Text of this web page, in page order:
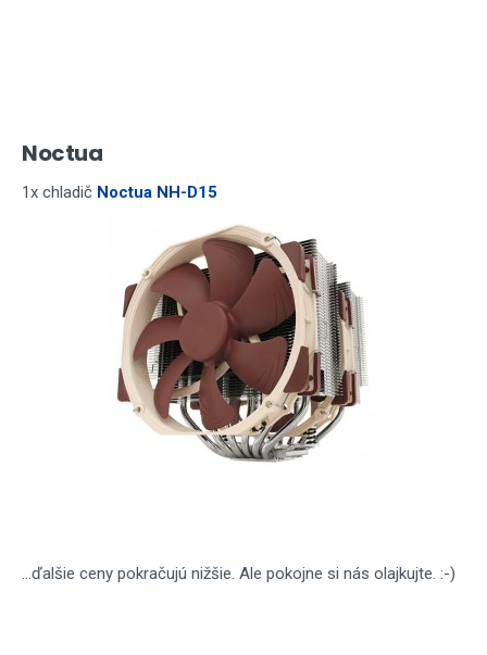
Noctua
1x chladič Noctua NH-D15
...ďalšie ceny pokračujú nižšie. Ale pokojne si nás olajkujte. :-)